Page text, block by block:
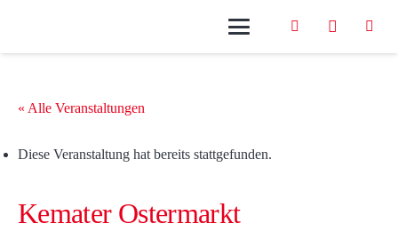
« Alle Veranstaltungen
Diese Veranstaltung hat bereits stattgefunden.
Kemater Ostermarkt